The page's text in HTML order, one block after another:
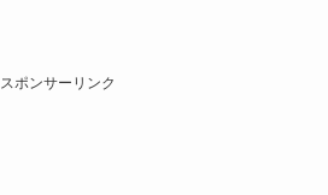
スポンサーリンク